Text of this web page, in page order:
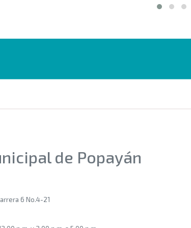
de Popayán
6 No.4-21